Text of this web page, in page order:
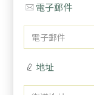
電子郵件
地址